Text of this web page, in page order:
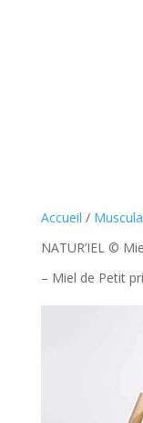
Accueil /
NATUR’IEL ©
– Miel de Petit